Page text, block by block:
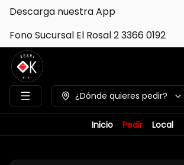
Descarga nuestra App
Fono Sucursal El Rosal 2 3366 0192
¿Dónde quieres pedir?
Inicio Pedir Local